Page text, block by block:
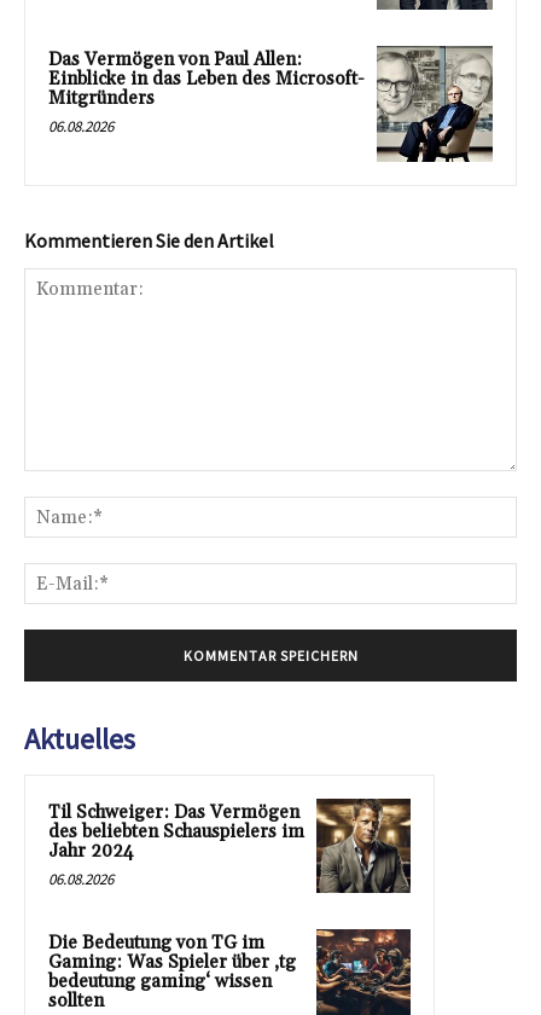
Das Vermögen von Paul Allen:
Einblicke in das Leben des Microsoft-
Mitgründers
06.08.2026
Kommentieren Sie den Artikel
Aktuelles
Til Schweiger: Das Vermögen
des beliebten Schauspielers im
Jahr 2024
06.08.2026
Die Bedeutung von TG im
Gaming: Was Spieler über ‚tg
bedeutung gaming‘ wissen
sollten